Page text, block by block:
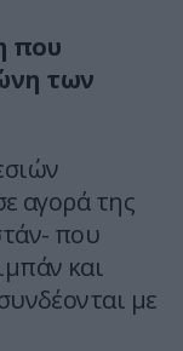
που
των
αγορά της
που
και
με